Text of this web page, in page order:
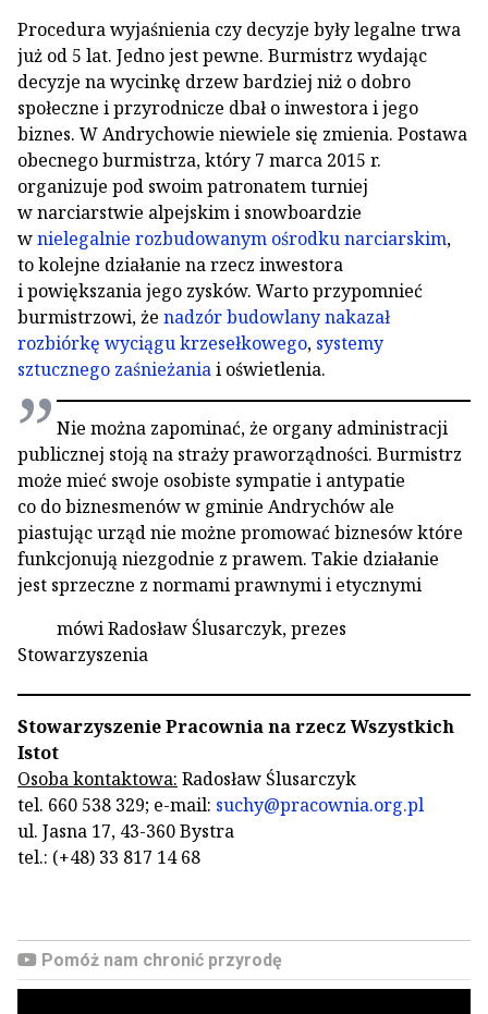
Procedura wyjaśnienia czy decyzje były legalne trwa
już od 5 lat. Jedno jest pewne. Burmistrz wydając
decyzje na wycinkę drzew bardziej niż o dobro
społeczne i przyrodnicze dbał o inwestora i jego
biznes. W Andrychowie niewiele się zmienia. Postawa
obecnego burmistrza, który 7 marca 2015 r.
organizuje pod swoim patronatem turniej
w narciarstwie alpejskim i snowboardzie
wnielegalnie rozbudowanym ośrodku narciarskim,
to kolejne działanie na rzecz inwestora
i powiększania jego zysków. Warto przypomnieć
burmistrzowi, że nadzór budowlany nakazał
rozbiórkę wyciągu krzesełkowego, systemy
sztucznego zaśnieżaniai oświetlenia.
Nie można zapominać, że organy administracji
publicznej stoją na straży praworządności. Burmistrz
może mieć swoje osobiste sympatie i antypatie
co do biznesmenów w gminie Andrychów ale
piastując urząd nie możne promować biznesów które
funkcjonują niezgodnie z prawem. Takie działanie
jest sprzeczne z normami prawnymi i etycznymi
mówi Radosław Ślusarczyk, prezes
Stowarzyszenia
Stowarzyszenie Pracownia na rzecz Wszystkich
Istot
Osoba kontaktowa: Radosław Ślusarczyk
tel. 660 538 329; e-mail: suchy@pracownia.org.pl
ul. Jasna 17, 43-360 Bystra
tel.: (+48) 33 817 14 68
Pomóż nam chronić przyrodę